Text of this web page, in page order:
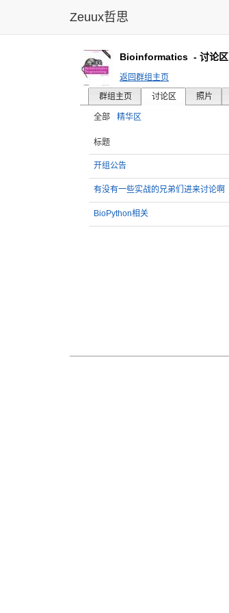
Zeuux哲思
Bioinformatics - 讨论区
返回群组主页
群组主页
讨论区 照片
全部
精华区
标题
开组公告
有没有一些实战的兄弟们进来讨论啊
BioPython相关